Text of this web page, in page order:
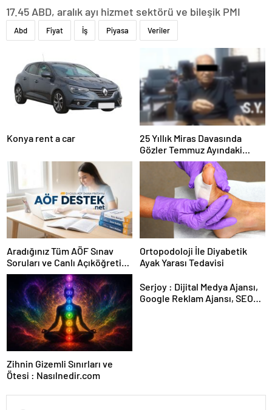
17.45 ABD, aralık ayı hizmet sektörü ve bileşik PMI
Abd Fiyat İş Piyasa Veriler
Konya rent a car
25 Yıllık Miras Davasında
Gözler Temmuz Ayındaki
Karar Duruşmasına Çevrildi
Aradığınız Tüm AÖF Sınav
Soruları ve Canlı Açıköğretim
Forumu Burada
Ortopodoloji İle Diyabetik
Ayak Yarası Tedavisi
Zihnin Gizemli Sınırları ve
Ötesi : Nasılnedir.com
Serjoy : Dijital Medya Ajansı,
Google Reklam Ajansı, SEO